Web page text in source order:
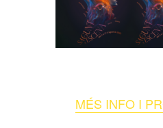
MÉS INFO I